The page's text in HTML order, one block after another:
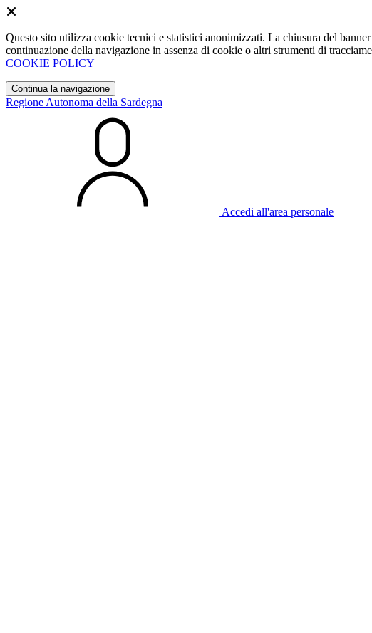
Questo sito utilizza cookie tecnici e statistici anonimizzati. La chiusura del
continuazione della navigazione in assenza di cookie o altri strumenti di
COOKIE POLICY
Continua la navigazione
Regione Autonoma della Sardegna
Accedi all'area personale